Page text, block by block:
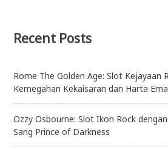
Recent Posts
Rome The Golden Age: Slot Kejayaan
Kemegahan Kekaisaran dan Harta
Ozzy Osbourne: Slot Ikon Rock
Sang Prince of Darkness